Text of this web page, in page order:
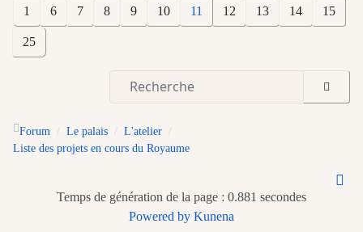
1 6 7 8 9 10 11 12 13 14 15
25
Forum Le palais
L'atelier
Liste des projets en cours du Royaume
Temps de génération de la page : 0.881 secondes
Powered by Kunena